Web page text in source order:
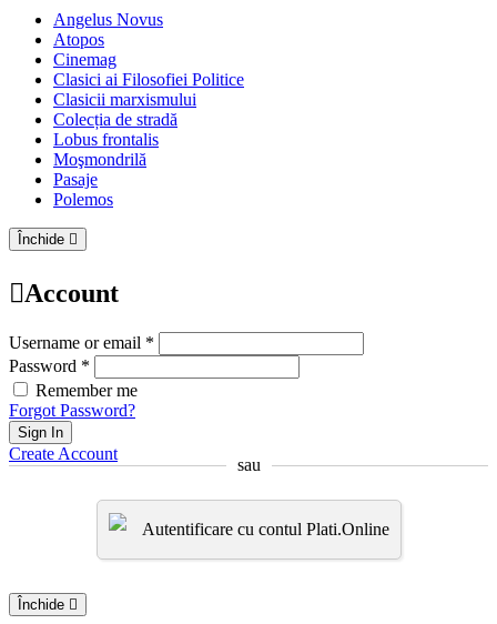
Angelus Novus
Atopos
Cinemag
Clasici ai Filosofiei Politice
Clasicii marxismului
Colecția de stradă
Lobus frontalis
Moşmondrilă
Pasaje
Polemos
Închide
Account
Username or email *
Password *
Remember me
Forgot Password?
Sign In
Create Account
sau
Autentificare cu contul Plati.Online
Închide